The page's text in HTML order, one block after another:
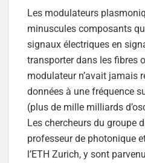
Les modulateurs
minuscules composants
signaux électriques en
transporter dans les fibres
modulateur n’avait jamais
données à une fréquence
(plus de mille milliards
Les chercheurs du groupe
professeur de photonique
l’ETH Zurich, y sont